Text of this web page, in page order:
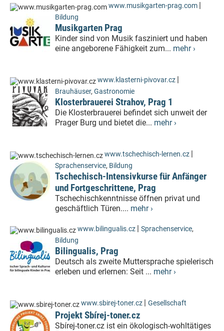
www.musikgarten-prag.com |
Bildung
Musikgarten Prag
Kinder sind von Musik fasziniert und haben
eine angeborene Fähigkeit zum... mehr ›
www.klasterni-pivovar.cz |
Brauhäuser, Gastronomie
Klosterbrauerei Strahov, Prag 1
Die Klosterbrauerei befindet sich unweit der
Prager Burg und bietet die... mehr ›
www.tschechisch-lernen.cz |
Sprachenservice, Bildung
Tschechisch-Intensivkurse für Anfänger
und Fortgeschrittene, Prag
Tschechischkenntnisse öffnen privat und
geschäftlich Türen.... mehr ›
www.bilingualis.cz | Sprachenservice,
Bildung
Bilingualis, Prag
Deutsch als zweite Muttersprache spielerisch
erleben und erlernen: Seit ... mehr ›
www.sbirej-toner.cz | Gesellschaft
Projekt Sbírej-toner.cz
Sbírej-toner.cz ist ein ökologisch-wohltätiges